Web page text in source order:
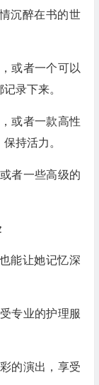
沉醉在书的世
或者一个可以
录下来。
或者一款高性
持活力。
者一些高级的
能让她记忆深
专业的护理服
的演出，享受